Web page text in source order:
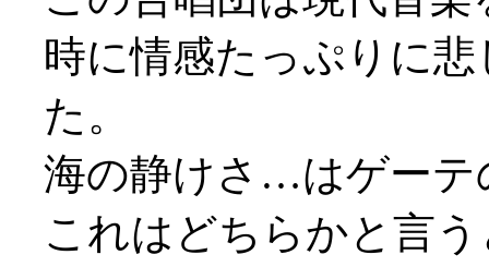
時に情感たっぷりに
た。
海の静けさ…はゲーテ
これはどちらかと言